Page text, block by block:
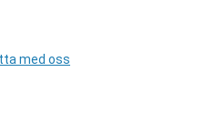
med oss